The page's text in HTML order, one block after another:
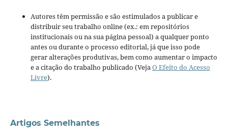
Autores têm permissão e são estimulados a publicar e
distribuir seu trabalho online (ex.: em repositórios
institucionais ou na sua página pessoal) a qualquer ponto
antes ou durante o processo editorial, já que isso pode
gerar alterações produtivas, bem como aumentar o impacto
e a citação do trabalho publicado (VejaO Efeito do Acesso
Livre).
Artigos Semelhantes